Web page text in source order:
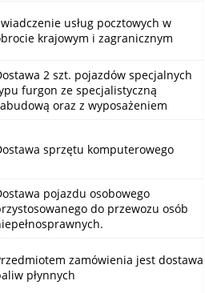
usług pocztowych w
krajowym i zagranicznym
2 szt. pojazdów specjalnych
furgon ze specjalistyczną
oraz z wyposażeniem
sprzętu komputerowego
pojazdu osobowego
do przewozu osób
zamówienia jest dostawa
płynnych